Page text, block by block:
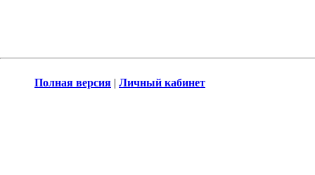
Полная версия | Личный кабинет